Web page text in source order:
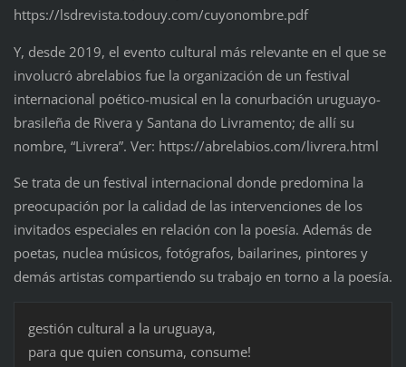
https://lsdrevista.todouy.com/cuyonombre.pdf
Y, desde 2019, el evento cultural más relevante en el que se
involucró abrelabios fue la organización de un festival
internacional poético-musical en la conurbación uruguayo-
brasileña de Rivera y Santana do Livramento; de allí su
nombre, “Livrera”. Ver: https://abrelabios.com/livrera.html
Se trata de un festival internacional donde predomina la
preocupación por la calidad de las intervenciones de los
invitados especiales en relación con la poesía. Además de
poetas, nuclea músicos, fotógrafos, bailarines, pintores y
demás artistas compartiendo su trabajo en torno a la poesía.
gestión cultural a la uruguaya,
para que quien consuma, consume!